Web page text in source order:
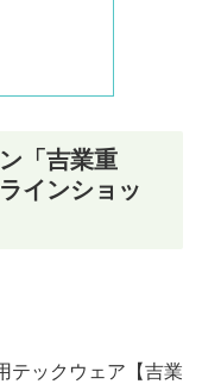
「吉業重
インショッ
テックウェア【吉業